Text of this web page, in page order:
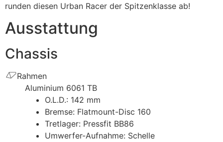
runden diesen Urban Racer der Spitzenklasse ab!
Ausstattung
Chassis
Rahmen
Aluminium 6061 TB
O.L.D.: 142 mm
Bremse: Flatmount-Disc 160
Tretlager: Pressfit BB86
Umwerfer-Aufnahme: Schelle